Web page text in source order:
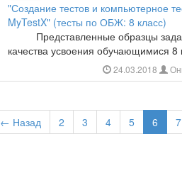
"Создание тестов и компьютерное
MyTestX" (тесты по ОБЖ: 8 класс)
Представленные образцы
качества усвоения обучающимися
24.03.2018
← Назад 2 3 4 5 6 7